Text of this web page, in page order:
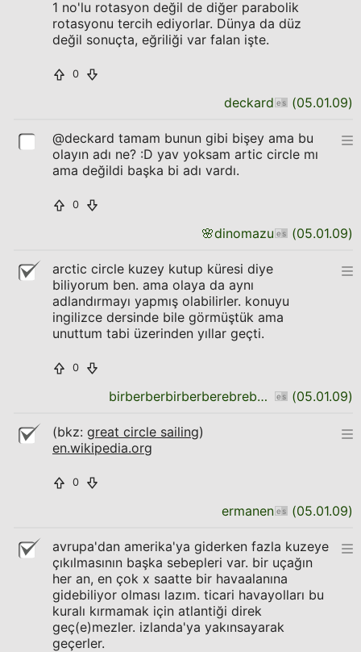
1 no'lu rotasyon değil de diğer parabolik
rotasyonu tercih ediyorlar. Dünya da düz
değil sonuçta, eğriliği var falan işte.
0
deckard (05.01.09)
@deckard tamam bunun gibi bişey ama bu
olayın adı ne? :D yav yoksam artic circle mı
ama değildi başka bi adı vardı.
0
🌸dinomazu (05.01.09)
arctic circle kuzey kutup küresi diye
biliyorum ben. ama olaya da aynı
adlandırmayı yapmış olabilirler. konuyu
ingilizce dersinde bile görmüştük ama
unuttum tabi üzerinden yıllar geçti.
0
birberberbirberberebreberber (05.01.09)
(bkz: great circle sailing)
en.wikipedia.org
0
ermanen (05.01.09)
avrupa'dan amerika'ya giderken fazla kuzeye
çıkılmasının başka sebepleri var. bir uçağın
her an, en çok x saatte bir havaalanına
gidebiliyor olması lazım. ticari havayolları bu
kuralı kırmamak için atlantiği direk
geç(e)mezler. izlanda'ya yakınsayarak
geçerler.